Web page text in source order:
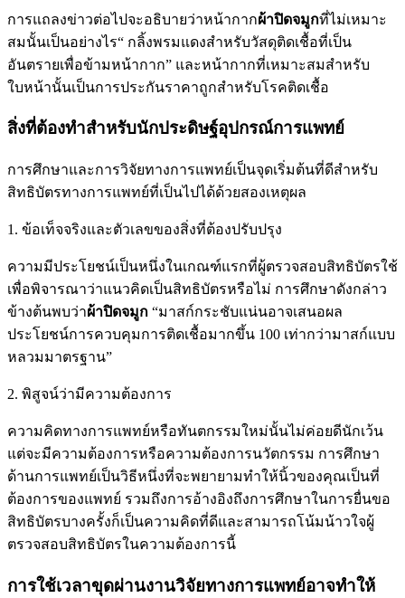
การแถลงข่าวต่อไปจะอธิบายว่าหน้ากากผ้าปิดจมูกที่ไม่เหมาะ
สมนั้นเป็นอย่างไร“ กลิ้งพรมแดงสำหรับวัสดุติดเชื้อที่เป็น
อันตรายเพื่อข้ามหน้ากาก” และหน้ากากที่เหมาะสมสำหรับ
ใบหน้านั้นเป็นการประกันราคาถูกสำหรับโรคติดเชื้อ
สิ่งที่ต้องทำสำหรับนักประดิษฐ์อุปกรณ์การแพทย์
การศึกษาและการวิจัยทางการแพทย์เป็นจุดเริ่มต้นที่ดีสำหรับ
สิทธิบัตรทางการแพทย์ที่เป็นไปได้ด้วยสองเหตุผล
1. ข้อเท็จจริงและตัวเลขของสิ่งที่ต้องปรับปรุง
ความมีประโยชน์เป็นหนึ่งในเกณฑ์แรกที่ผู้ตรวจสอบสิทธิบัตรใช้
เพื่อพิจารณาว่าแนวคิดเป็นสิทธิบัตรหรือไม่ การศึกษาดังกล่าว
ข้างต้นพบว่าผ้าปิดจมูก “มาสก์กระชับแน่นอาจเสนอผล
ประโยชน์การควบคุมการติดเชื้อมากขึ้น 100 เท่ากว่ามาสก์แบบ
หลวมมาตรฐาน”
2. พิสูจน์ว่ามีความต้องการ
ความคิดทางการแพทย์หรือทันตกรรมใหม่นั้นไม่ค่อยดีนักเว้น
แต่จะมีความต้องการหรือความต้องการนวัตกรรม การศึกษา
ด้านการแพทย์เป็นวิธีหนึ่งที่จะพยายามทำให้นิ้วของคุณเป็นที่
ต้องการของแพทย์ รวมถึงการอ้างอิงถึงการศึกษาในการยื่นขอ
สิทธิบัตรบางครั้งก็เป็นความคิดที่ดีและสามารถโน้มน้าวใจผู้
ตรวจสอบสิทธิบัตรในความต้องการนี้
การใช้เวลาขุดผ่านงานวิจัยทางการแพทย์อาจทำให้